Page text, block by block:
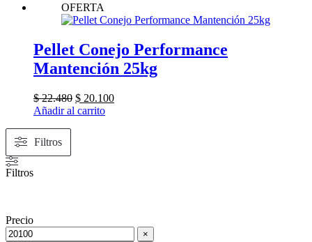
OFERTA
Pellet Conejo Performance
Mantención 25kg
$22.480 El
precio
$ 20.100El
Añadir al carrito
Filtros
Filtros
Precio
×